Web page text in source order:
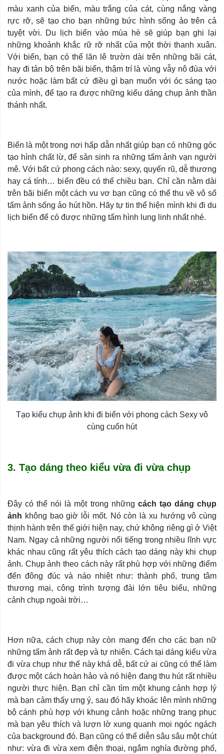
màu xanh của biển, màu trắng của cát, cùng nắng vàng
rực rỡ, sẽ tạo cho bạn những bức hình sống ảo trên cả
tuyệt vời. Du lịch biển vào mùa hè sẽ giúp bạn ghi lại
những khoảnh khắc rữ rỡ nhất của một thời thanh xuân.
Với biển, bạn có thể lăn lê trườn dài trên những bãi cát,
hay đi tản bộ trên bãi biển, thậm trí là vùng vẫy nô đùa với
nước hoặc làm bất cứ điều gì bạn muốn với óc sáng tạo
của mình, để tạo ra được những kiểu dáng chụp ảnh thần
thánh nhất.
Biển là một trong nơi hấp dẫn nhất giúp bạn có những góc
tạo hình chất lừ, để sản sinh ra những tấm ảnh vạn người
mê. Với bất cứ phong cách nào: sexy, quyến rũ, dễ thương
hay cá tính… biển đều có thể chiều bạn. Chỉ cần nằm dài
trên bãi biển một cách vu vơ bạn cũng có thể thu về vô số
tấm ảnh sống ảo hút hồn. Hãy tự tin thể hiện mình khi đi du
lịch biển để có được những tấm hình lung linh nhất nhé.
Tạo kiểu chụp ảnh khi đi biển với phong cách Sexy vô
cùng cuốn hút
3. Tạo dáng theo kiểu vừa đi vừa chụp
Đây có thể nói là một trong những cách tạo dáng chụp
ảnh không bao giờ lỗi mốt. Nó còn là xu hướng vô cùng
thịnh hành trên thế giới hiện nay, chứ không riêng gì ở Việt
Nam. Ngay cả những người nổi tiếng trong nhiều lĩnh vực
khác nhau cũng rất yêu thích cách tạo dáng này khi chụp
ảnh. Chụp ảnh theo cách này rất phù hợp với những điểm
đến đông đúc và náo nhiệt như: thành phố, trung tâm
thương mại, công trình tượng đài lớn tiêu biểu, những
cảnh chụp ngoài trời…
Hơn nữa, cách chụp này còn mang đến cho các bạn nữ
những tấm ảnh rất đẹp và tự nhiên. Cách tại dáng kiểu vừa
đi vừa chụp như thế này khá dễ, bất cứ ai cũng có thể làm
được một cách hoàn hảo và nó hiện đang thu hút rất nhiều
người thực hiện. Bạn chỉ cần tìm một khung cảnh hợp lý
mà bạn cảm thấy ưng ý, sau đó hãy khoác lên mình những
bộ cánh phù hợp với khung cảnh hoặc những trang phục
mà bạn yêu thích và lượn lờ xung quanh mọi ngóc ngách
của background đó. Bạn cũng có thể diễn sâu sâu một chút
như: vừa đi vừa xem điện thoại, ngắm nghía đường phố,